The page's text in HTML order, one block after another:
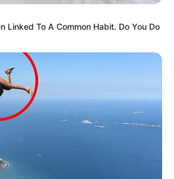
Linked To A Common Habit. Do You Do